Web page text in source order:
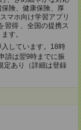
険、健康保険、厚
マホ向け学習アプリ
習得 、全国の提携ス
す。
しています。18時
請は翌9時までに振
あり（詳細は登録